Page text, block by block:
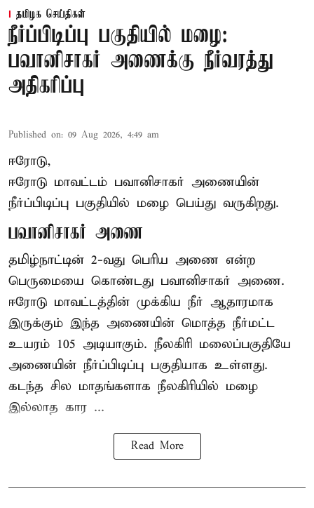
தமிழக செய்திகள்
நீர்ப்பிடிப்பு பகுதியில் மழை:
பவானிசாகர் அணைக்கு நீர்வரத்து
அதிகரிப்பு
Published on: 09 Aug 2026, 4:49 am
ஈரோடு,
ஈரோடு மாவட்டம் பவானிசாகர் அணையின்
நீர்ப்பிடிப்பு பகுதியில் மழை பெய்து வருகிறது.
பவானிசாகர் அணை
தமிழ்நாட்டின் 2-வது பெரிய அணை என்ற
பெருமையை கொண்டது பவானிசாகர் அணை.
ஈரோடு மாவட்டத்தின் முக்கிய நீர் ஆதாரமாக
இருக்கும் இந்த அணையின் மொத்த நீர்மட்ட
உயரம் 105 அடியாகும். நீலகிரி மலைப்பகுதியே
அணையின் நீர்ப்பிடிப்பு பகுதியாக உள்ளது.
கடந்த சில மாதங்களாக நீலகிரியில் மழை
இல்லாத கார ...
Read More